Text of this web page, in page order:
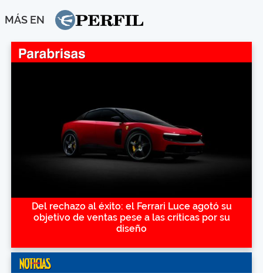
MÁS EN
Del rechazo al éxito: el Ferrari Luce agotó su
objetivo de ventas pese a las críticas por su
diseño